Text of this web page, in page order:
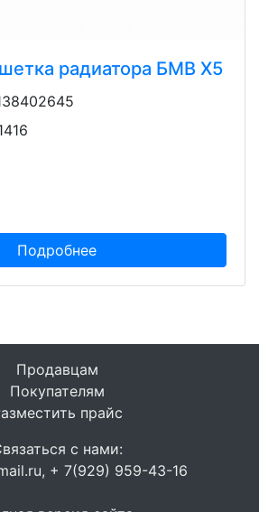
радиатора БМВ Х5
Подробнее
Продавцам
Покупателям
прайс
с нами:
+ 7(929) 959-43-16